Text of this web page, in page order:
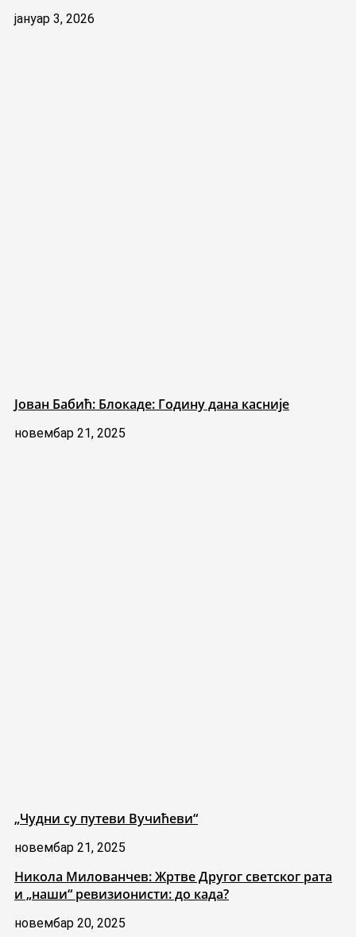
јануар 3, 2026
Јован Бабић: Блокаде: Годину дана касније
новембар 21, 2025
„Чудни су путеви Вучићеви“
новембар 21, 2025
Никола Милованчев: Жртве Другог светског рата
и „наши“ ревизионисти: до када?
новембар 20, 2025